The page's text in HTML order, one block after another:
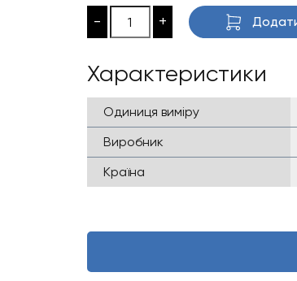
- +
Характеристики
Одиниця виміру
Виробник
Країна